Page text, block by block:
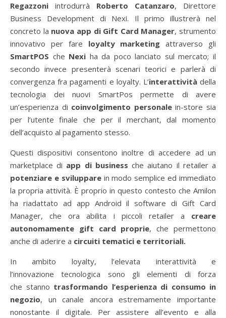
Regazzoni introdurrà Roberto Catanzaro, Direttore
Business Development di Nexi. Il primo illustrerà nel
concreto la nuova app di Gift Card Manager, strumento
innovativo per fare loyalty marketing attraverso gli
SmartPOS che Nexi ha da poco lanciato sul mercato; il
secondo invece presenterà scenari teorici e parlerà di
convergenza fra pagamenti e loyalty. L’interattivitàdella
tecnologia dei nuovi SmartPos permette di avere
un’esperienza di coinvolgimento personalein-store sia
per l’utente finale che per il merchant, dal momento
dell’acquisto al pagamento stesso.
Questi dispositivi consentono inoltre di accedere ad un
marketplace di app di business che aiutano il retailer a
potenziare e svilupparein modo semplice ed immediato
la propria attività. È proprio in questo contesto che Amilon
ha riadattato ad app Android il software di Gift Card
Manager, che ora abilita i piccoli retailer a creare
autonomamente gift card proprie, che permettono
anche di aderire a circuiti tematici e territoriali.
In ambito loyalty, l’elevata interattività e
l’innovazione tecnologica sono gli elementi di forza
che stanno trasformando l’esperienza di consumo in
negozio, un canale ancora estremamente importante
nonostante il digitale. Per assistere all’evento e alla